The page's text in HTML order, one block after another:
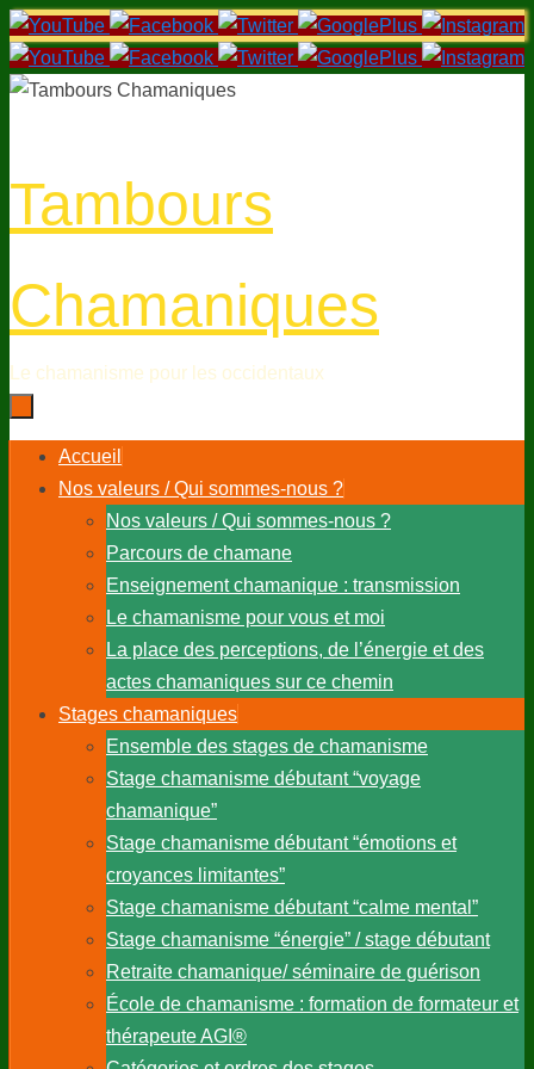
Passer
au
contenu
Tambours
Chamaniques
Le chamanisme pour les occidentaux
PasserAccueil
Nos valeurs / Qui sommes-nous ?
Nos valeurs / Qui sommes-nous ?
Parcours de chamane
Enseignement chamanique : transmission
Le chamanisme pour vous et moi
La place des perceptions, de l’énergie et des
actes chamaniques sur ce chemin
Stages chamaniques
Ensemble des stages de chamanisme
Stage chamanisme débutant “voyage
chamanique”
Stage chamanisme débutant “émotions et
croyances limitantes”
Stage chamanisme débutant “calme mental”
Stage chamanisme “énergie” / stage débutant
Retraite chamanique/ séminaire de guérison
École de chamanisme : formation de formateur et
thérapeute AGI®